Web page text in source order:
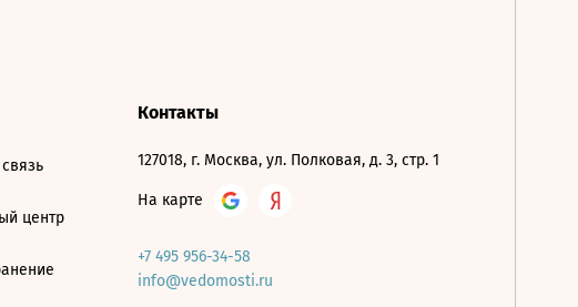
центр
Контакты
127018, г. Москва, ул. Полковая, д. 3, стр. 1
На карте
+7 495 956-34-58
info@vedomosti.ru